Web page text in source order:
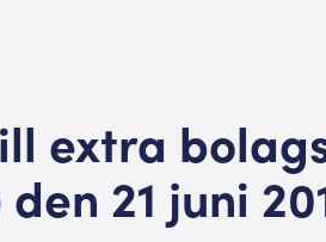
extra
21 juni